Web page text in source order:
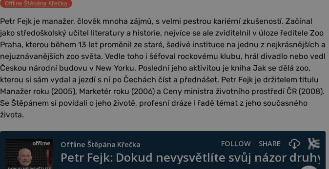
Offline Štěpána Křečka
Petr Fejk je manažer, člověk mnoha zájmů, s velmi pestrou kariérní zkušeností. Začínal
jako středoškolský učitel literatury a historie, nejvíce se ale zviditelnil v úloze ředitele Zoo
Praha, kterou během 13 let proměnil ze staré, šedivé instituce na jednu z nejkrásnějších a
nejuznávanějších zoo světa. Vedle toho i šéfoval rockovému klubu, hrál divadlo nebo vedl
Českou národní budovu v New Yorku. Poslední jeho aktivitou je kniha Jak se dělá zoo,
kterou si sám vydal a jezdí s ní po Čechách číst a přednášet. Petr Fejk je držitelem titulu
Manažer roku (2005), Marketér roku (2006) a Ceny ministra životního prostředí ČR (2008).
Se Štěpánem si povídali o jeho životě, profesní dráze i řadě témat z jeho současného
života.